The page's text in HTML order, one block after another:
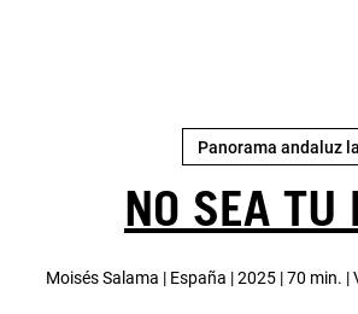
Panorama andaluz
NO SEA TU
Moisés Salama | España | 2025 | 70 min. |